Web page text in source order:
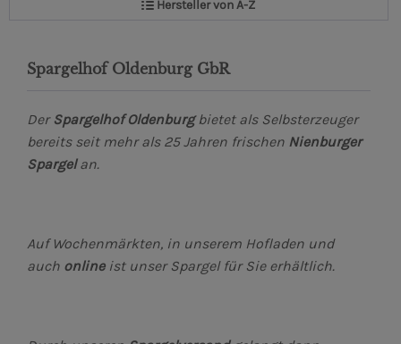
Hersteller von A-Z
Spargelhof Oldenburg GbR
Der Spargelhof Oldenburgbietet als Selbsterzeuger
bereits seit mehr als 25 Jahren frischen Nienburger
Spargelan.
Auf Wochenmärkten, in unserem Hofladen und
auch onlineist unser Spargel für Sie erhältlich.